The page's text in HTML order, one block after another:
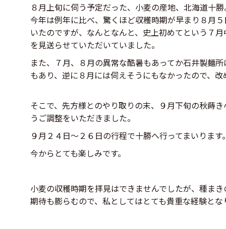
８月上旬に伺う予定だった、小麦の産地、北海道十
今年は例年に比べ、驚くほど収穫時期が早まり８月
いたのですが、なんとなんと、史上初めてという７
を見送らせていただいていました。
また、７月、８月の異常な酷暑もあってか石井製麺
もあり、逆に８月には伺えそうにもなかったので、
そこで、先方様とのやり取りの末、９月下旬の秋蒔
うご調整をいただきました。
９月２４日〜２６日の行程で十勝へ行ってまいります
今からとても楽しみです。
小麦の収穫時期を拝見はできませんでしたが、種ま
期待も膨らむので、私としてはとても貴重な経験とな